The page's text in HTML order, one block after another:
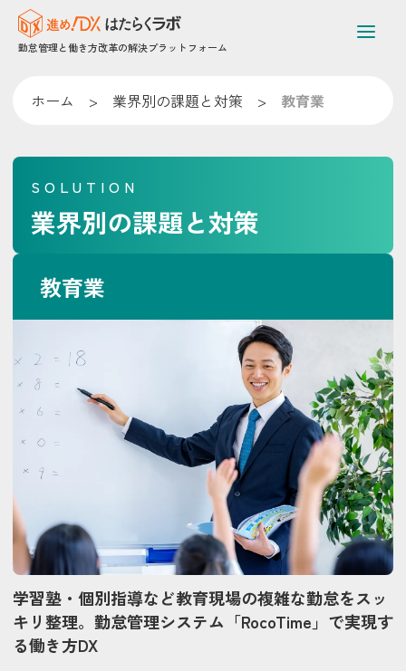
勤怠管理と働き方改革の解決プラットフォーム
ホーム > 業界別の課題と対策 > 教育業
SOLUTION
業界別の課題と対策
教育業
学習塾・個別指導など教育現場の複雑な勤怠をスッ
キリ整理。勤怠管理システム「RocoTime」で実現す
る働き方DX